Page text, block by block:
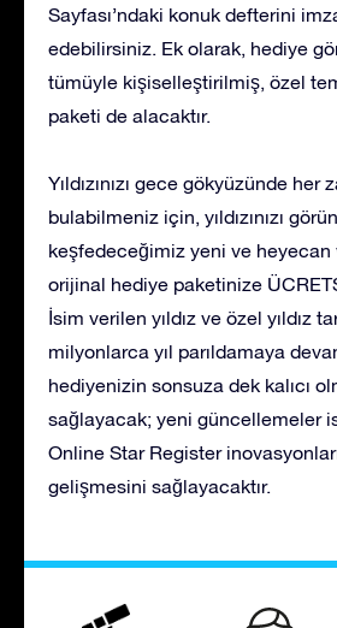
Sayfası’ndaki konuk defterini
edebilirsiniz. Ek olarak, hediye
tümüyle kişiselleştirilmiş, özel
paketi de alacaktır.
Yıldızınızı gece gökyüzünde her
bulabilmeniz için, yıldızınızı
keşfedeceğimiz yeni ve
orijinal hediye paketinize
İsim verilen yıldız ve özel yıldız
milyonlarca yıl parıldamaya
hediyenizin sonsuza dek kalıcı
sağlayacak; yeni güncellemeler
Online Star Register
gelişmesini sağlayacaktır.